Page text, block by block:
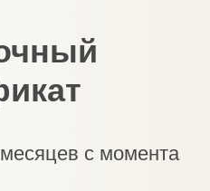
с момента